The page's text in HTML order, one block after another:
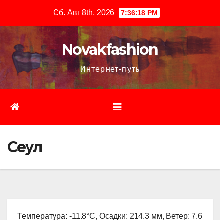
содержимому
Сб. Авг 8th, 2026 7:36:19 PM
Novakfashion
Интернет-путь
Сеул
Температура: -11.8°C, Осадки: 214.3 мм, Ветер: 7.6